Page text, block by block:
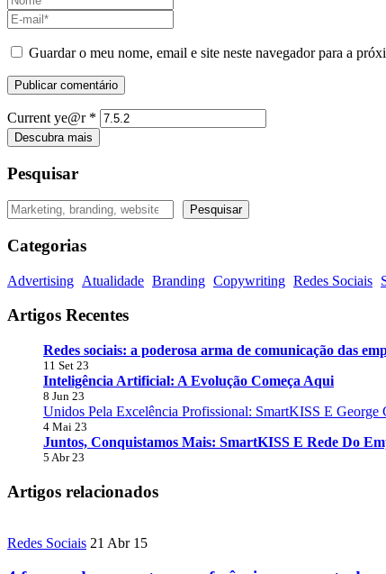
Guardar o meu nome, email e site neste navegador para a
Current ye@r *
Descubra mais
Pesquisar
Pesquisar Pesquisar
Categorias
Advertising Atualidade Branding Copywriting Redes Sociais
Artigos Recentes
Redes sociais: a poderosa arma de comunicação das
11 Set 23
Inteligência Artificial: A Evolução Começa Aqui
8 Jun 23
Unidos Pela Excelência Profissional: SmartKISS E George
4 Mai 23
Juntos, Conquistamos Mais: SmartKISS E Rede Do
5 Abr 23
Artigos relacionados
Redes Sociais 21 Abr 15